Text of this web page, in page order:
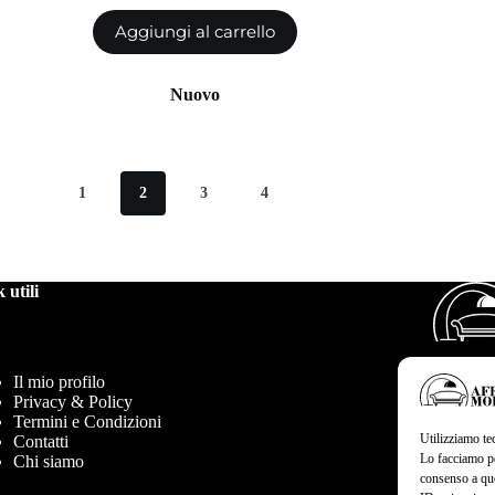
Utilizziamo
Lo facciamo
consenso a
prezzo
originale
era:
prezzo
attuale
è:
Aggiungi al carrello
Nuovo
1 2 3 4
utili
Il mio profilo
Privacy & Policy
Termini e Condizioni
Contatti
Chi siamo